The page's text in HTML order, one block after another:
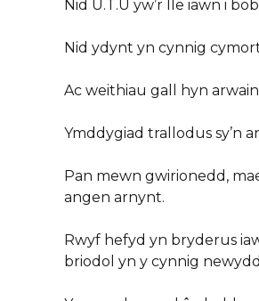
Nid U.T.U yw’r lle iawn i
Nid ydynt yn cynnig
Ac weithiau gall hyn
Ymddygiad trallodus sy’n
Pan mewn gwirionedd,
angen arnynt.
Rwyf hefyd yn bryderus
briodol yn y cynnig